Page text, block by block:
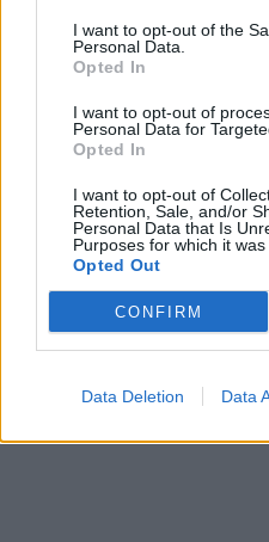
I want to opt-out of the
Personal Data.
Opted In
I want to opt-out of
Personal Data for
Opted In
I want to opt-out of
Retention, Sale, and/or
Personal Data that Is
Purposes for which it was
Opted Out
CONFIRM
Data Deletion Data